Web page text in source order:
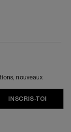
nouveaux
INSCRIS-TOI